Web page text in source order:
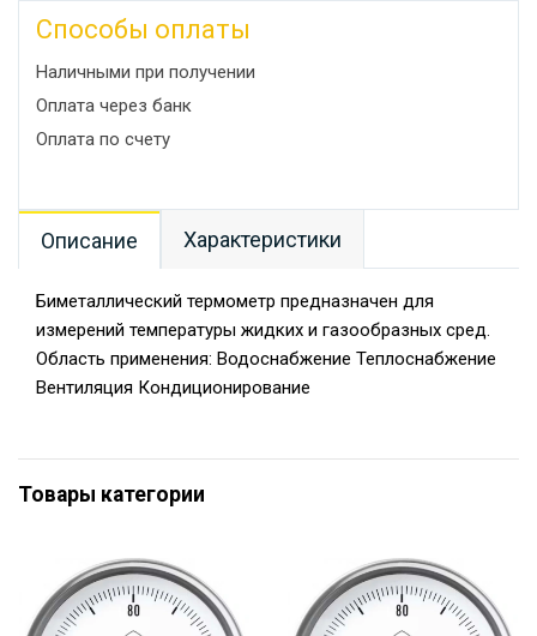
Способы оплаты
Наличными при получении
Оплата через банк
Оплата по счету
Описание Характеристики
Биметаллический термометр предназначен для
измерений температуры жидких и газообразных сред.
Область применения: Водоснабжение Теплоснабжение
Вентиляция Кондиционирование
Товары категории